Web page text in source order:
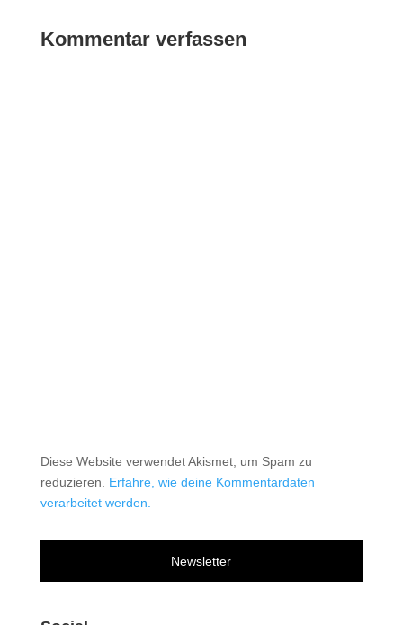
Kommentar verfassen
Diese Website verwendet Akismet, um Spam zu
reduzieren. Erfahre, wie deine Kommentardaten
verarbeitet werden.
Newsletter